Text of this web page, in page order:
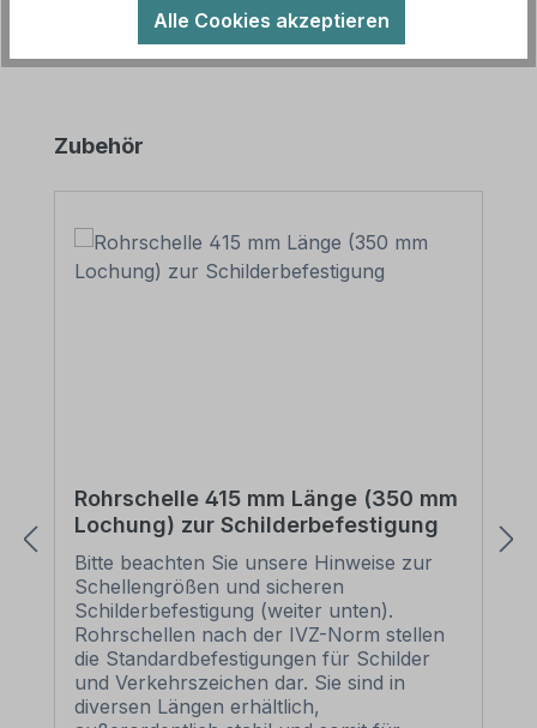
Produktgalerie überspringen
Zubehör
Rohrschelle 415 mm Länge (350 mm
Lochung) zur Schilderbefestigung
Bitte beachten Sie unsere Hinweise zur
Schellengrößen und sicheren
Schilderbefestigung (weiter unten).
Rohrschellen nach der IVZ-Norm stellen
die Standardbefestigungen für Schilder
und Verkehrszeichen dar. Sie sind in
diversen Längen erhältlich,
Alle Cookies akzeptieren